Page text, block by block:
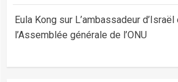
Eula Kong sur L’ambassadeur
l’Assemblée générale de l’ONU